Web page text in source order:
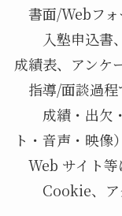
書面/Webフォ
入塾申込書、
成績表、アンケ
指導/面談過程
成績・出欠・
ト・音声・映像
Web サイト等
Cookie、ア